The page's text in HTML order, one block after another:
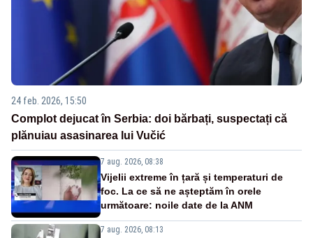
24 feb. 2026, 15:50
Complot dejucat în Serbia: doi bărbați, suspectați că
plănuiau asasinarea lui Vučić
7 aug. 2026, 08:38
Vijelii extreme în țară și temperaturi de
foc. La ce să ne așteptăm în orele
următoare: noile date de la ANM
7 aug. 2026, 08:13